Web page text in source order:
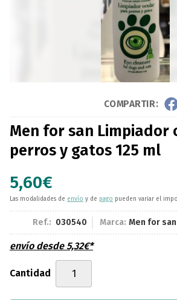
COMPARTIR:
Men for san Limpiador
perros y gatos 125 ml
5,60€
Las modalidades de envío y de pago pueden variar el
Ref.: 030540 Marca: Men for san
envío desde5,32€*
Cantidad